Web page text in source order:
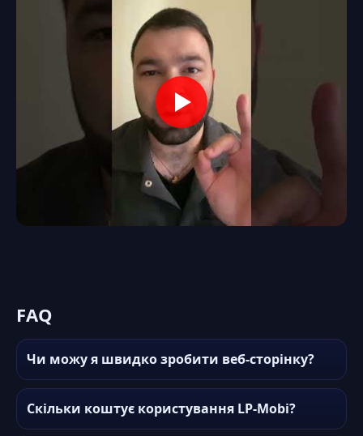
FAQ
Чи можу я швидко зробити веб-сторінку?
Скільки коштує користування LP-Mobi?